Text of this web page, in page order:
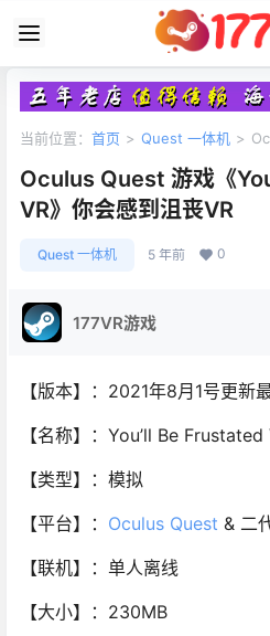
当前位置： 首页 > Quest 一体机 >
Oculus Quest 游戏《
VR》你会感到沮丧VR
Quest 一体机 5 年前 0
177VR游戏
【版本】：2021年8月1号更新
【名称】：You’ll Be Frustated
【类型】：模拟
【平台】： Oculus Quest & 二
【联机】：单人离线
【大小】：230MB